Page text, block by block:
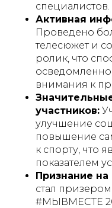
специалистов.
Активная
Проведено
телесюжет и
ролик, что
внимания к
участников:
улучшение
повышение
к спорту, что
показателем
Признание
стал
#МЫВМЕСТЕ